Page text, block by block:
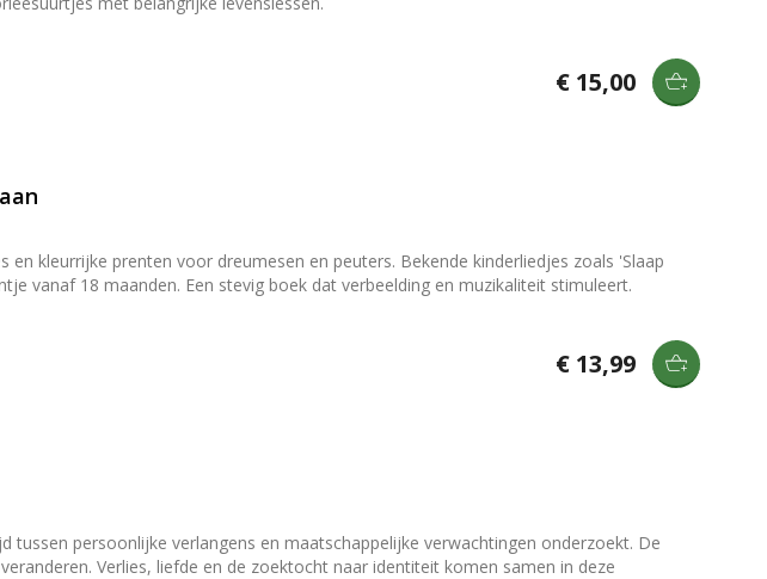
€ 15,00
kleurrijke prenten voor dreumesen en peuters. Bekende kinderliedjes zoals 'Slaap
vanaf 18 maanden. Een stevig boek dat verbeelding en muzikaliteit stimuleert.
€ 13,99
persoonlijke verlangens en maatschappelijke verwachtingen onderzoekt. De
Verlies, liefde en de zoektocht naar identiteit komen samen in deze